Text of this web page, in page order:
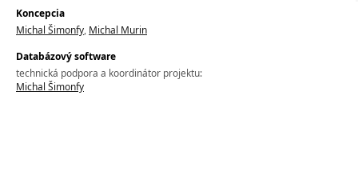
Koncepcia
Michal Šimonfy, Michal Murin
Databázový software
technická podpora a koordinátor projektu:
Michal Šimonfy